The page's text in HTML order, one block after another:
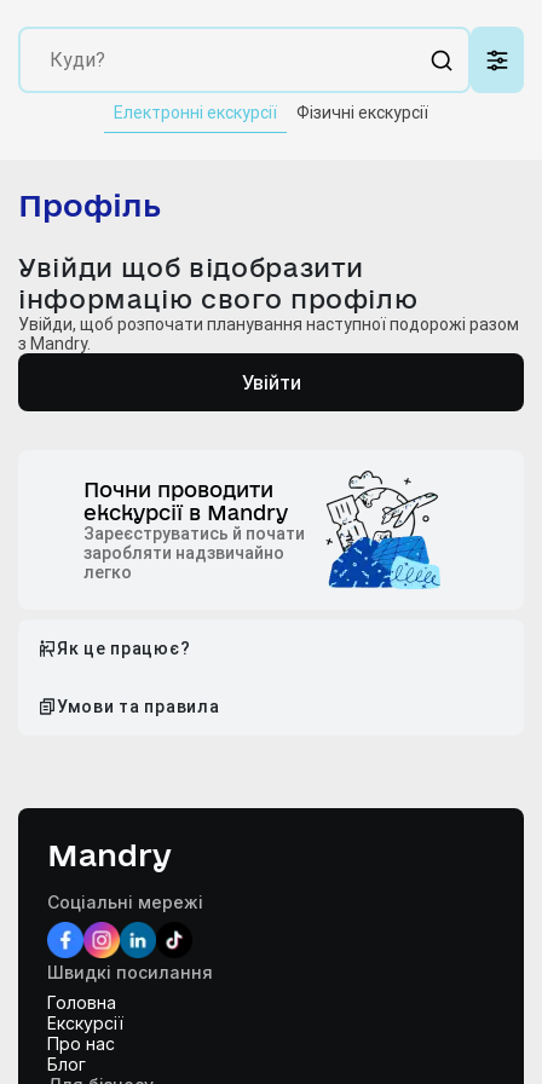
Електронні екскурсії Фізичні екскурсії
Профіль
Увійди щоб відобразити
інформацію свого профілю
Увійди, щоб розпочати планування наступної подорожі разом
з Mandry.
Увійти
Почни проводити
екскурсії в Mandry
Зареєструватись й почати
заробляти надзвичайно
легко
Як це працює?
Умови та правила
Mandry
Соціальні мережі
Швидкі посилання
Головна
Екскурсії
Про нас
Блог